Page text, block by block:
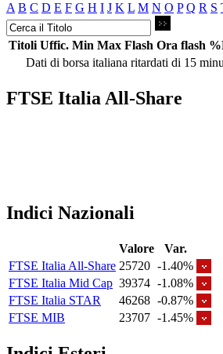
A B C D E F G H I J K L M N O P Q R S
Titoli Uffic. Min Max Flash Ora flash
Dati di borsa italiana ritardati di 15
FTSE Italia All-Share
Indici Nazionali
Valore
Var.
FTSE Italia All-Share 25720 -1.40%
FTSE Italia Mid Cap 39374 -1.08%
FTSE Italia STAR
46268 -0.87%
FTSE MIB
23707 -1.45%